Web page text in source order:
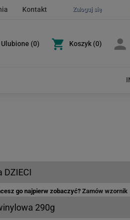
Zaloguj się
Kontakt
Ulubione (0) Koszyk (0)
go najpierw zobaczyć?Zamów wzornik